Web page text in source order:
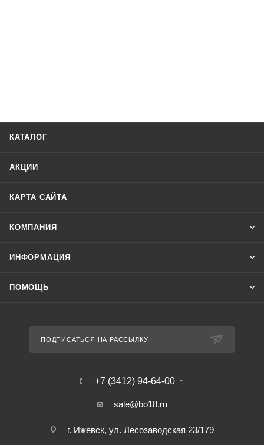
КАТАЛОГ
АКЦИИ
КАРТА САЙТА
КОМПАНИЯ
ИНФОРМАЦИЯ
ПОМОЩЬ
ПОДПИСАТЬСЯ НА РАССЫЛКУ
+7 (3412) 94-64-00
sale@bo18.ru
г. Ижевск, ул. Лесозаводская 23/179